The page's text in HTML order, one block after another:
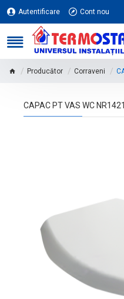
Autentificare Cont nou
Producător Corraveni
CAPAC PT VAS WC